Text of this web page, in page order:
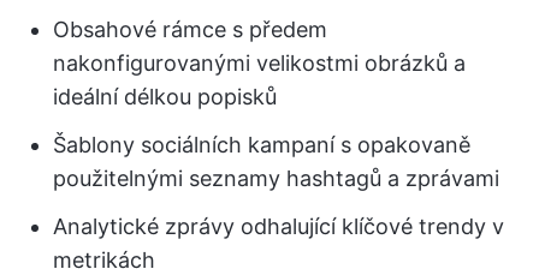
Obsahové rámce s předem
nakonfigurovanými velikostmi obrázků a
ideální délkou popisků
Šablony sociálních kampaní s opakovaně
použitelnými seznamy hashtagů a zprávami
Analytické zprávy odhalující klíčové trendy v
metrikách